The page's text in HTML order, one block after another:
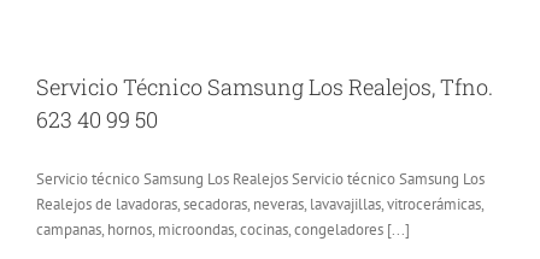
Servicio Técnico Samsung Los Realejos, Tfno.
623 40 99 50
Servicio técnico Samsung Los Realejos Servicio técnico Samsung Los
Realejos de lavadoras, secadoras, neveras, lavavajillas, vitrocerámicas,
campanas, hornos, microondas, cocinas, congeladores [...]